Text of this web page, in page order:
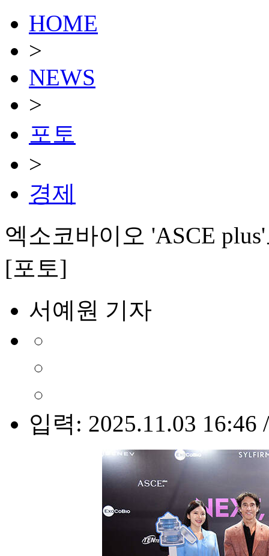
HOME
>
NEWS
>
포토
>
경제
엑소코바이오 'ASCE
[포토]
서예원 기자
입력: 2025.11.03 16:46